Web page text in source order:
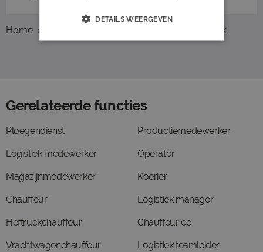
Home Logistiek
Gerelateerde functies
Ploegendienst
Logistiek medewerker
Magazijnmedewerker
Chauffeur
Heftruckchauffeur
Vrachtwagenchauffeur
Productiemedewerker
Operator
Koerier
Logistiek manager
Chauffeur ce
Logistiek teamleider
DETAILS WEERGEVEN